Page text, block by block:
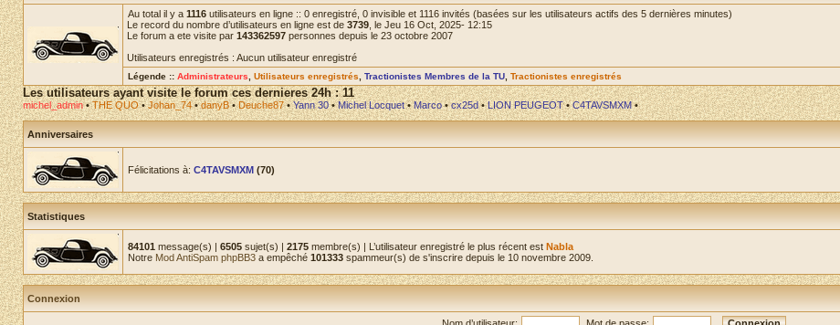
Au total il y a 1116 utilisateurs en ligne :: 0 enregistré, 0 invisible et 1116 invités (basées sur les utilisateurs actifs des 5 dernières minutes)
Le record du nombre d’utilisateurs en ligne est de 3739 , le Jeu 16 Oct, 2025- 12:15
Le forum a ete visite par 143362597 personnes depuis le 23 octobre 2007
Utilisateurs enregistrés : Aucun utilisateur enregistré
Légende :: Administrateurs Utilisateurs enregistrés Tractionistes Membres de la TU Tractionistes enregistrés
Les utilisateurs ayant visite le forum ces dernieres 24h : 11
michel_admin•THE QUO•Johan_74•danyB•Deuche87•Yann 30•Michel Locquet•Marco•cx25d•LION PEUGEOT•C4TAVSMXM•
Anniversaires
Félicitations à: C4TAVSMXM (70)
Statistiques
84101 message(s) | 6505 sujet(s) | 2175 membre(s) | L’utilisateur enregistré le plus récent est Nabla
Notre Mod AntiSpam phpBB3 a empêché 101333 spammeur(s) de s'inscrire depuis le 10 novembre 2009.
Connexion